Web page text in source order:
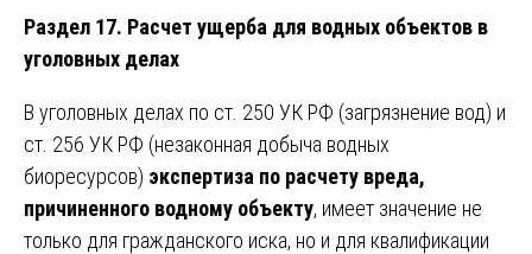
Раздел 17. Расчет ущерба для водных объектов в
уголовных делах
В уголовных делах по ст. 250 УК РФ (загрязнение вод) и
ст. 256 УК РФ (незаконная добыча водных
биоресурсов) экспертиза по расчету вреда,
причиненного водному объекту, имеет значение не
только для гражданского иска, но и для квалификации